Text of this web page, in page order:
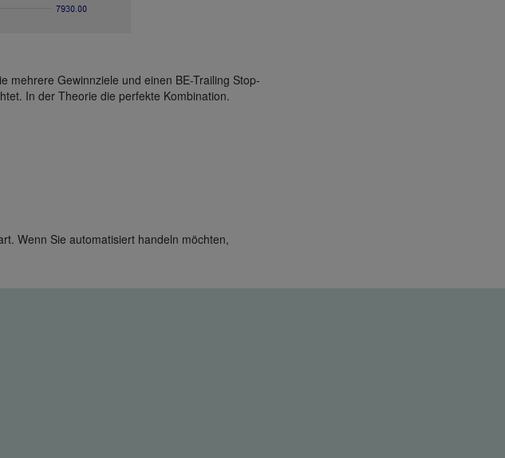
mehrere Gewinnziele und einen BE-Trailing Stop-
In der Theorie die perfekte Kombination.
Wenn Sie automatisiert handeln möchten,